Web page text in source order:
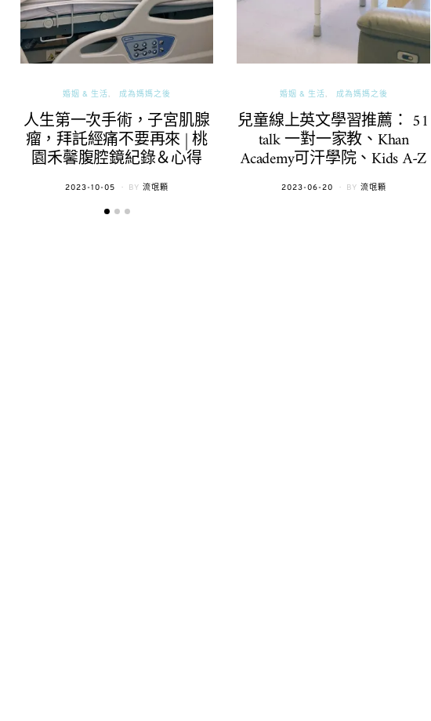
婚姻 & 生活 成為媽媽之後
人生第一次手術，子宮肌腺
瘤，拜託經痛不要再來 | 桃
園禾馨腹腔鏡紀錄＆心得
POSTED
2023-10-05 BY 流氓顆
婚姻 & 生活 成為媽媽之後
兒童線上英文學習推薦： 51
talk 一對一家教、Khan
Academy可汗學院、Kids A-Z
POSTED
2023-06-20 BY 流氓顆